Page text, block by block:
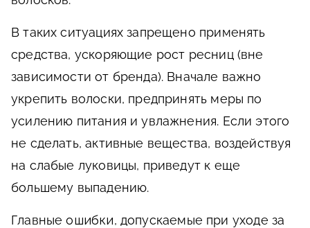
В таких ситуациях запрещено применять
средства, ускоряющие рост ресниц (вне
зависимости от бренда). Вначале важно
укрепить волоски, предпринять меры по
усилению питания и увлажнения. Если этого
не сделать, активные вещества, воздействуя
на слабые луковицы, приведут к еще
большему выпадению.
Главныеошибки, допускаемые при уходе за